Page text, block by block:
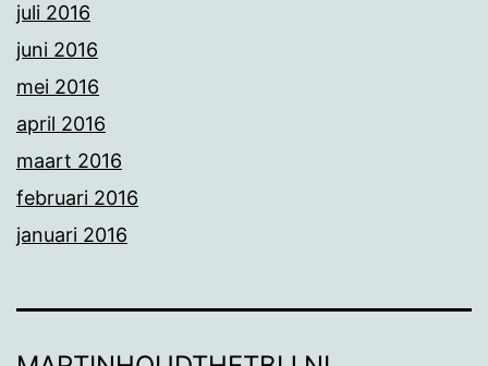
juli 2016
juni 2016
mei 2016
april 2016
maart 2016
februari 2016
januari 2016